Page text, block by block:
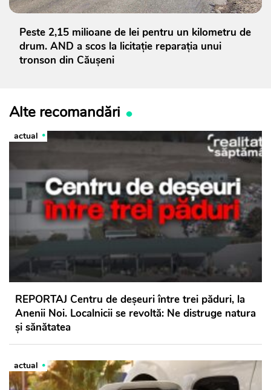
Peste 2,15 milioane de lei pentru un kilometru de
drum. AND a scos la licitație reparația unui
tronson din Căușeni
Alte recomandări
actual
REPORTAJ Centru de deșeuri între trei păduri, la
Anenii Noi. Localnicii se revoltă: Ne distruge natura
și sănătatea
actual